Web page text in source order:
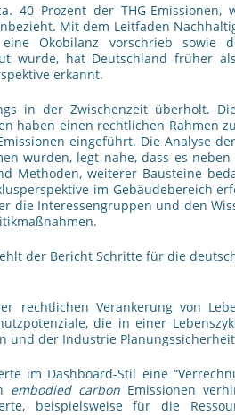
40 Prozent der THG-Emissionen,
Mit dem Leitfaden
Ökobilanz vorschrieb sowie
wurde, hat Deutschland früher
erkannt.
in der Zwischenzeit überholt.
haben einen rechtlichen Rahmen
eingeführt. Die Analyse
wurden, legt nahe, dass es
Methoden, weiterer Bausteine
im Gebäudebereich
die Interessengruppen und den
der Bericht Schritte für die
Verankerung von
die in einer
und der Industrie
im Dashboard-Stil eine
embodied carbon Emissionen
beispielsweise für die